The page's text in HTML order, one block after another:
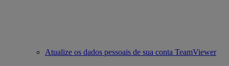
Atualize os dados pessoais de sua conta TeamViewer